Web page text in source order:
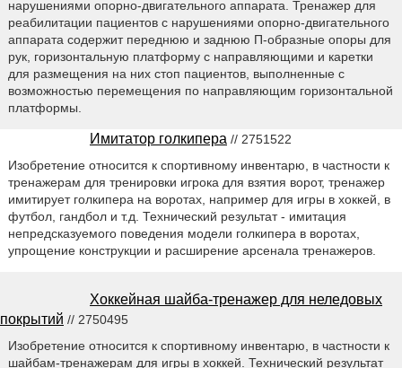
нарушениями опорно-двигательного аппарата. Тренажер для
реабилитации пациентов с нарушениями опорно-двигательного
аппарата содержит переднюю и заднюю П-образные опоры для
рук, горизонтальную платформу с направляющими и каретки
для размещения на них стоп пациентов, выполненные с
возможностью перемещения по направляющим горизонтальной
платформы.
Имитатор голкипера // 2751522
Изобретение относится к спортивному инвентарю, в частности к
тренажерам для тренировки игрока для взятия ворот, тренажер
имитирует голкипера на воротах, например для игры в хоккей, в
футбол, гандбол и т.д. Технический результат - имитация
непредсказуемого поведения модели голкипера в воротах,
упрощение конструкции и расширение арсенала тренажеров.
Хоккейная шайба-тренажер для неледовых
покрытий // 2750495
Изобретение относится к спортивному инвентарю, в частности к
шайбам-тренажерам для игры в хоккей. Технический результат